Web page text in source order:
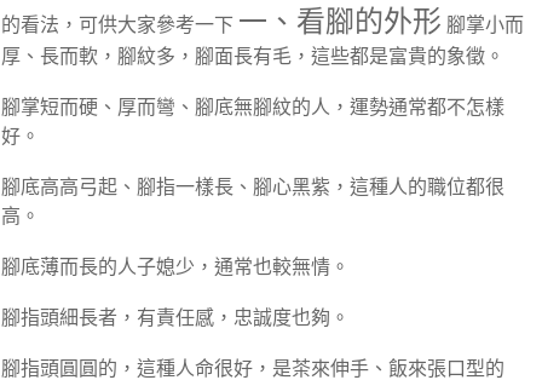
的看法，可供大家參考一下 一、看腳的外形 腳掌小而
厚、長而軟，腳紋多，腳面長有毛，這些都是富貴的象徵。
腳掌短而硬、厚而彎、腳底無腳紋的人，運勢通常都不怎樣
好。
腳底高高弓起、腳指一樣長、腳心黑紫，這種人的職位都很
高。
腳底薄而長的人子媳少，通常也較無情。
腳指頭細長者，有責任感，忠誠度也夠。
腳指頭圓圓的，這種人命很好，是茶來伸手、飯來張口型的